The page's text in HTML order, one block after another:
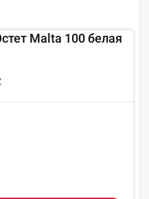
Malta 100 белая